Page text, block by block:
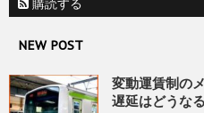
購読する
NEW POST
変動運賃制の
遅延はどうな